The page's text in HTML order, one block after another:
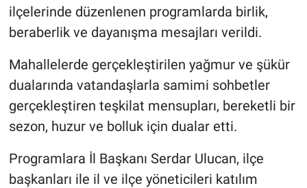
ilçelerinde düzenlenen programlarda birlik,
beraberlik ve dayanışma mesajları verildi.
Mahallelerde gerçekleştirilen yağmur ve şükür
dualarında vatandaşlarla samimi sohbetler
gerçekleştiren teşkilat mensupları, bereketli bir
sezon, huzur ve bolluk için dualar etti.
Programlara İl Başkanı Serdar Ulucan, ilçe
başkanları ile il ve ilçe yöneticileri katılım